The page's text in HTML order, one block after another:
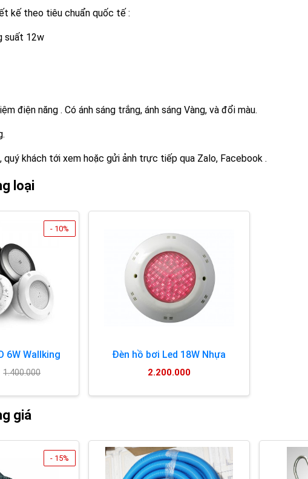
kế theo tiêu chuẩn quốc tế :
suất 12w
điện năng . Có ánh sáng trắng, ánh sáng Vàng, và đổi màu.
quý khách tới xem hoặc gửi ảnh trực tiếp qua Zalo, Facebook .
loại
- 10%
6W Wallking
1.400.000
Đèn hồ bơi Led 18W Nhựa
2.200.000
giá
- 15%